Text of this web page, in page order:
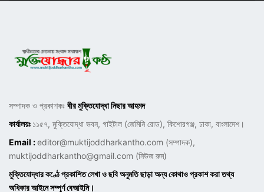
সম্পাদক ও প্রকাশকঃ বীর মুক্তিযোদ্ধা নিছার আহমদ
কার্যালয়ঃ ১১৫৭, মুক্তিযোদ্ধা ভবন, গাইটাল (জেমিনি রোড), কিশোরগঞ্জ, ঢাকা, বাংলাদেশ।
Email :editor@muktijoddharkantho.com (সম্পাদক),
muktijoddharkantho@gmail.com (নিউজ রুম)
মুক্তিযোদ্ধার কণ্ঠে প্রকাশিত লেখা ও ছবি অনুমতি ছাড়া অন্য কোথাও প্রকাশ করা তথ্য
অধিকার আইনে সম্পূর্ণ বেআইনি।